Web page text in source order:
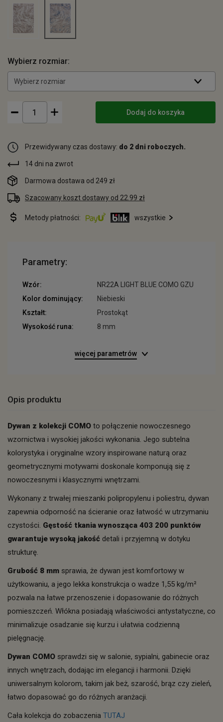
Wybierz rozmiar:
Wybierz rozmiar
Dodaj do koszyka
Przewidywany czas dostawy: do 2 dni roboczych.
14 dni na zwrot
Darmowa dostawa od 249 zł
Szacowany koszt dostawy od 22.99 zł
Metody płatności: wszystkie
Parametry:
Wzór:
NR22A LIGHT BLUE COMO GZU
Kolor dominujący:
Niebieski
Kształt:
Prostokąt
Wysokość runa:
8 mm
więcej parametrów
Opis produktu
Dywan z kolekcji COMO to połączenie nowoczesnego
wzornictwa i wysokiej jakości wykonania. Jego subtelna
kolorystyka i oryginalne wzory inspirowane naturą oraz
geometrycznymi motywami doskonale komponują się z
nowoczesnymi i klasycznymi wnętrzami.
Wykonany z trwałej mieszanki polipropylenu i poliestru, dywan
zapewnia odporność na ścieranie oraz łatwość w utrzymaniu
czystości. Gęstość tkania wynosząca 403 200 punktów
gwarantuje wysoką jakość detali i przyjemną w dotyku
strukturę.
Grubość 8 mm sprawia, że dywan jest komfortowy w
użytkowaniu, a jego lekka konstrukcja o wadze 1,55 kg/m²
pozwala na łatwe przenoszenie i dopasowanie do różnych
pomieszczeń. Włókna posiadają właściwości antystatyczne, co
minimalizuje osadzanie się kurzu i ułatwia codzienną
pielęgnację.
Dywan COMO sprawdzi się w salonie, sypialni, gabinecie oraz
innych wnętrzach, dodając im elegancji i harmonii. Dzięki
uniwersalnym kolorom, takim jak beż, szarość, brąz czy zieleń,
łatwo dopasować go do różnych aranżacji.
Cała kolekcja do zobaczenia TUTAJ